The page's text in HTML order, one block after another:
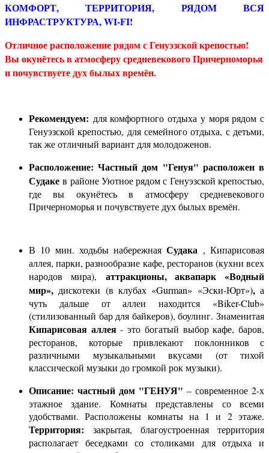
КОМФОРТ, ТЕРРИТОРИЯ, РЯДОМ ВСЯ
ИНФРАСТРУКТУРА, WI-FI!
Отличное расположение рядом с Генуэзской крепостью!
Вы окунётесь в атмосферу средневекового Причерноморья
и почувствуете дух былых времён.
Рекомендуем: для комфортного отдыха у моря рядом с
Генуэзской крепостью, для семейного отдыха, с детьми,
так же отличный вариант для молодоженов.
Расположение: Частный дом "Генуя" расположен в
Судаке в районе Уютное рядом с Генуэзской крепостью,
где вы окунётесь в атмосферу средневекового
Причерноморья и почувствуете дух былых времён.
В 10 мин. ходьбы набережнаяСудака , Кипарисовая
аллея, парки, разнообразие кафе, ресторанов (кухни всех
народов мира), аттракционы, аквапарк «Водный
мир»,дискотеки (в клубах «Gurman» «Эски-Юрт»),а
чуть дальше от аллеи находится «Biker-Club»
(стилизованный бар для байкеров), боулинг. Знаменитая
Кипарисовая аллея- это богатый выбор кафе, баров,
ресторанов, которые привлекают поклонников с
различными музыкальными вкусами (от тихой
классической музыки до громкой рок музыки).
Описание: частный дом "ГЕНУЯ" – современное 2-х
этажное здание. Комнаты представлены со всеми
удобствами. Расположены комнаты на 1 и 2 этаже.
Территория: закрытая, благоустроенная территория
располагает беседками со столиками для отдыха и